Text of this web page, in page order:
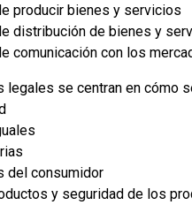
producir bienes y servicios
distribución de bienes y
comunicación con los
legales se centran en cómo
del consumidor
y seguridad de los